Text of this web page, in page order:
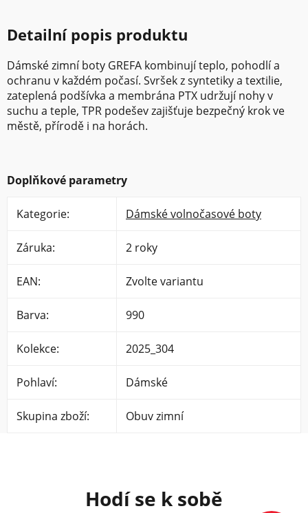
Detailní popis produktu
Dámské zimní boty GREFA kombinují teplo, pohodlí a
ochranu v každém počasí. Svršek z syntetiky a textilie,
zateplená podšívka a membrána PTX udržují nohy v
suchu a teple, TPR podešev zajišťuje bezpečný krok ve
městě, přírodě i na horách.
Doplňkové parametry
Kategorie: Dámské volnočasové boty
Záruka: 2 roky
EAN: Zvolte variantu
Barva: 990
Kolekce: 2025_304
Pohlaví: Dámské
Skupina zboží: Obuv zimní